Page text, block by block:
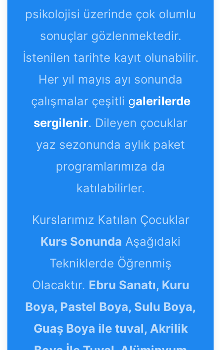
psikolojisi üzerinde çok olumlu
sonuçlar gözlenmektedir.
İstenilen tarihte kayıt olunabilir.
Her yıl mayıs ayı sonunda
çalışmalar çeşitli galerilerde
sergilenir. Dileyen çocuklar
yaz sezonunda aylık paket
programlarımıza da
katılabilirler.
Kurslarımız Katılan Çocuklar
Kurs Sonunda Aşağıdaki
Tekniklerde Öğrenmiş
Olacaktır. Ebru Sanatı, Kuru
Boya, Pastel Boya, Sulu Boya,
Guaş Boya ile tuval, Akrilik